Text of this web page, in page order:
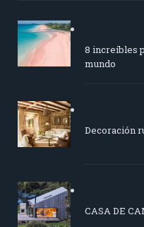
8 increíbles
mundo
Decoración
CASA DE